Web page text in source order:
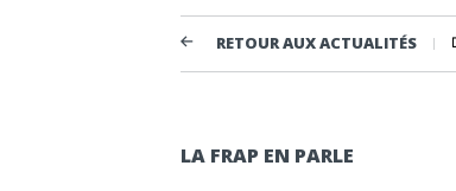
RETOUR AUX ACTUALITÉS
LA FRAP EN PARLE